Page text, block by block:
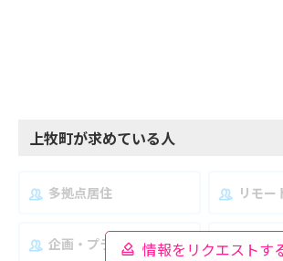
上牧町が求めている人
情報をリクエストす
多拠点居住 リモー
企画・プランナー 夫婦・